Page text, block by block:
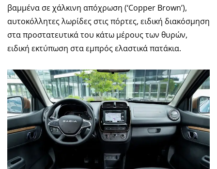
βαμμένα σε χάλκινη απόχρωση (‘Copper Brown’),
αυτοκόλλητες λωρίδες στις πόρτες, ειδική διακόσμηση
στα προστατευτικά του κάτω μέρους των θυρών,
ειδική εκτύπωση στα εμπρός ελαστικά πατάκια.